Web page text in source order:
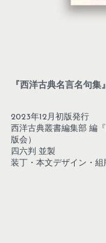
『西洋古典名言名句集』
2023年12月初版発行
西洋古典叢書編集部 編
版会）
四六判 並製
装丁・本文デザイン・組